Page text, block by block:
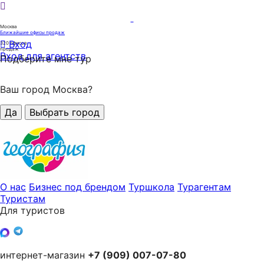
Москва
Ближайшие офисы продаж
320офисов
продаж
Вход
Вход для агентств
Подберите мне тур
Ваш город Москва?
Да
Выбрать город
О нас Бизнес под брендом Туршкола Турагентам
Туристам
Для туристов
интернет-магазин +7 (909) 007-07-80